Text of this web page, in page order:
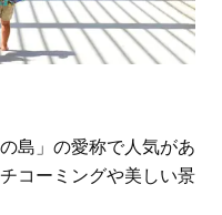
島」の愛称で人気があ
コーミングや美しい景